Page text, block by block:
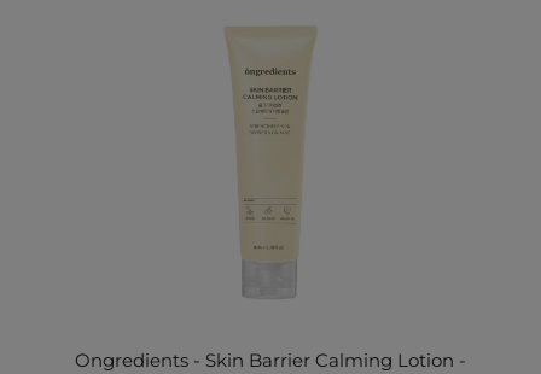
Ongredients - Skin Barrier Calming Lotion -